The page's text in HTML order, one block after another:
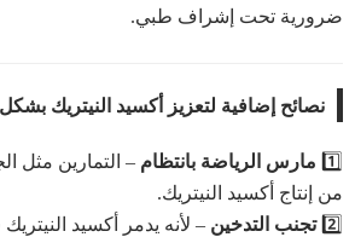
ضرورية تحت إشراف طبي.
نصائح إضافية لتعزيز أكسيد النيتريك
1️⃣ مارس الرياضة بانتظام – التمارين مثل
من إنتاج أكسيد النيتريك.
2️⃣ تجنب التدخين – لأنه يدمر أكسيد